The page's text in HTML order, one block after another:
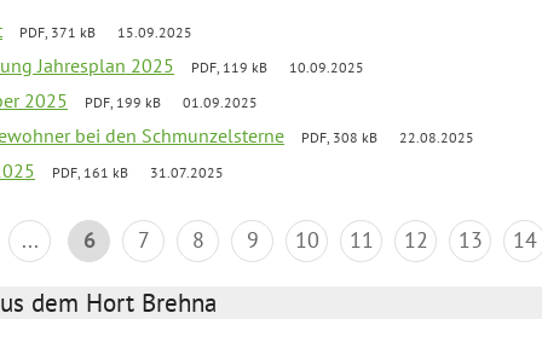
PDF, 371 kB 15.09.2025
Jahresplan 2025 PDF, 119 kB 10.09.2025
2025 PDF, 199 kB 01.09.2025
bei den Schmunzelsterne PDF, 308 kB 22.08.2025
PDF, 161 kB 31.07.2025
... 6 7 8 9 10 11 12 13 14
dem Hort Brehna